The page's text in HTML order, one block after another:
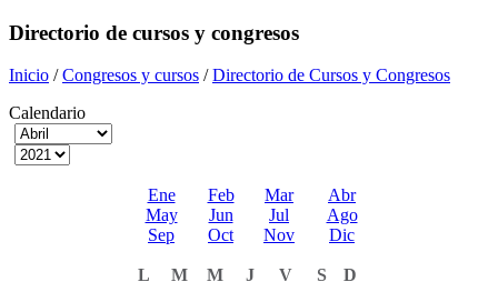
Directorio de cursos y congresos
Inicio /Congresos y cursos /Directorio de Cursos y Congresos
Calendario
Ene Feb Mar
Abr
May
Jun Jul
Ago
Sep
Oct Nov Dic
L M M J V S
D